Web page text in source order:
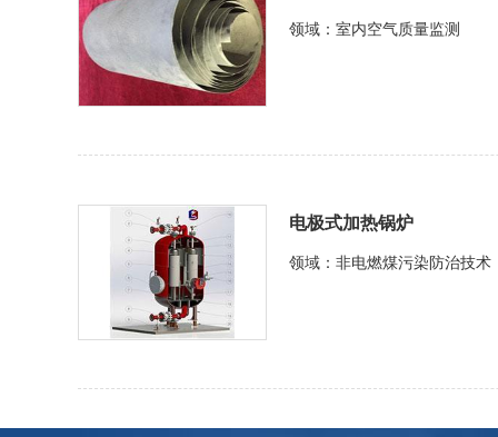
领域：室内空气质量监测
电极式加热锅炉
领域：非电燃煤污染防治技术